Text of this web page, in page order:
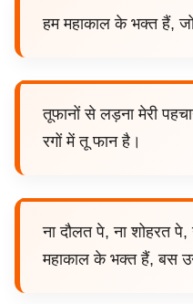
हम महाकाल के भक्त हैं, जो
तूफानों से लड़ना मेरी
रगों में तू फान है।
ना दौलत पे, ना शोहरत
महाकाल के भक्त हैं, बस